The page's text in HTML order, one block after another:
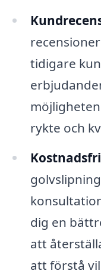
tidigare
rykte och
dig en
att
att förstå